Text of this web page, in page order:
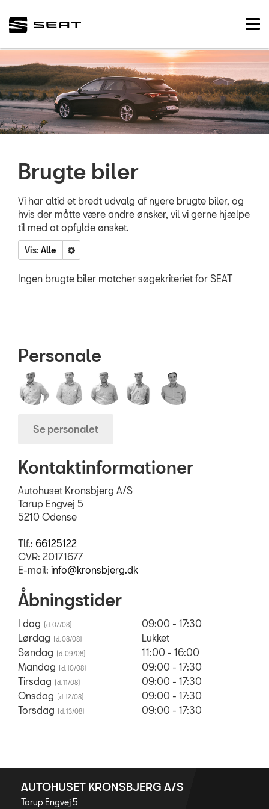
Brugtbilsafdeling
Finansiering
TILBEHØR
RESERVEDELE
Brugte biler
Vi har altid et bredt udvalg af nyere brugte biler, og
hvis der måtte være andre ønsker, vil vi gerne hjælpe
til med at opfylde ønsket.
Vis: Alle
Ingen brugte biler matcher søgekriteriet for SEAT
Personale
Se personalet
Kontaktinformationer
Autohuset Kronsbjerg A/S
Tarup Engvej 5
5210 Odense
Tlf.: 66125122
CVR: 20171677
E-mail: info@kronsbjerg.dk
Åbningstider
I dag
09:00 - 17:30
Lørdag
Lukket
Søndag
11:00 - 16:00
Mandag
09:00 - 17:30
Tirsdag
09:00 - 17:30
Onsdag
09:00 - 17:30
Torsdag
09:00 - 17:30
AUTOHUSET KRONSBJERG A/S
Tarup Engvej 5